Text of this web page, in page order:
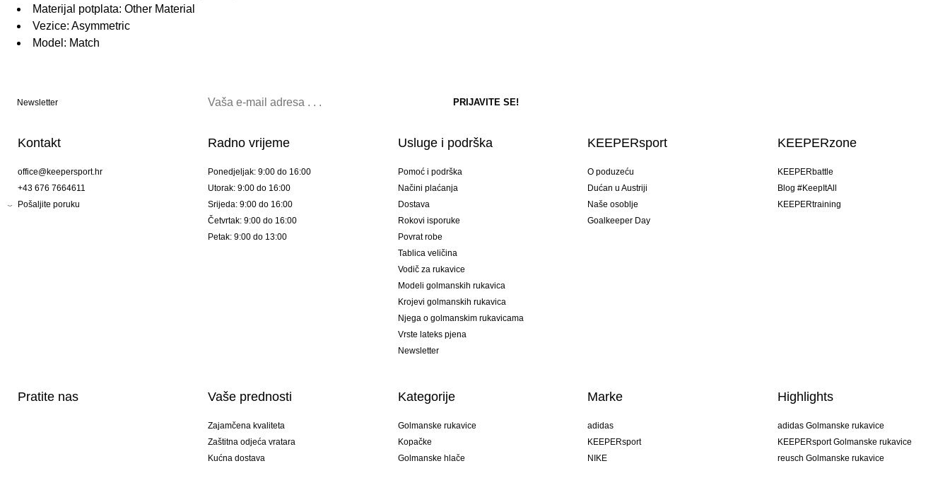
Materijal potplata: Other Material
Vezice: Asymmetric
Model: Match
Newsletter
Kontakt
office@keepersport.hr
+43 676 7664611
Pošaljite poruku
Radno vrijeme
Ponedjeljak: 9:00 do 16:00
Utorak: 9:00 do 16:00
Srijeda: 9:00 do 16:00
Četvrtak: 9:00 do 16:00
Petak: 9:00 do 13:00
Usluge i podrška
Pomoć i podrška
Načini plaćanja
Dostava
Rokovi isporuke
Povrat robe
Tablica veličina
Vodič za rukavice
Modeli golmanskih rukavica
Krojevi golmanskih rukavica
Njega o golmanskim rukavicama
Vrste lateks pjena
Newsletter
KEEPERsport
O poduzeću
Dućan u Austriji
Naše osoblje
Goalkeeper Day
KEEPERzone
KEEPERbattle
Blog #KeepItAll
KEEPERtraining
Pratite nas Vaše prednosti
Zajamčena kvaliteta
Zaštitna odjeća vratara
Kućna dostava
Kategorije
Golmanske rukavice
Kopačke
Golmanske hlače
Marke
adidas
KEEPERsport
NIKE
Highlights
adidas Golmanske rukavice
KEEPERsport Golmanske rukavice
reusch Golmanske rukavice